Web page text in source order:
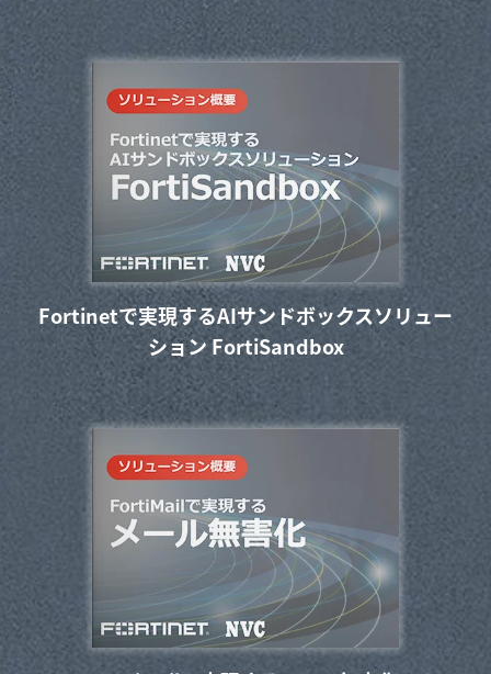
Fortinetで実現するAIサンドボックスソリュー
ション FortiSandbox